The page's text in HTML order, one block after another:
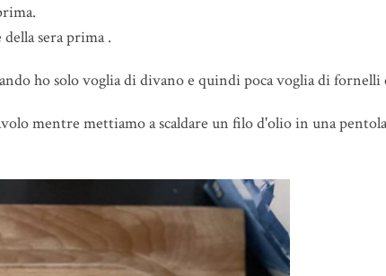
sera prima .
ho solo voglia di divano e quindi poca voglia di fornelli
mentre mettiamo a scaldare un filo d'olio in una pentola